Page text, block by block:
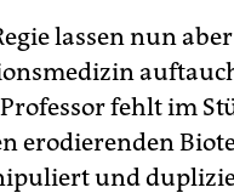
lassen nun
fehlt im
erodierenden
und